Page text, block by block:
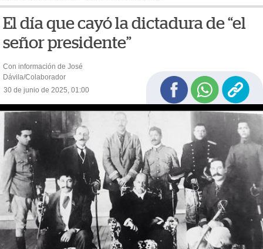
El día que cayó la dictadura de “el
señor presidente”
Con información de José
Dávila/Colaborador
30 de junio de 2025, 01:00